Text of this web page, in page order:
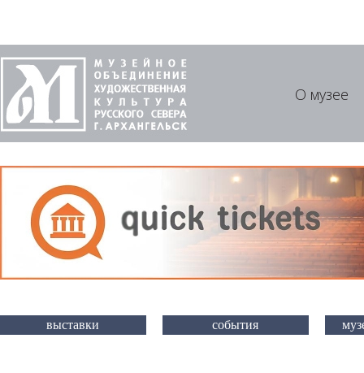
О музее
выставки события